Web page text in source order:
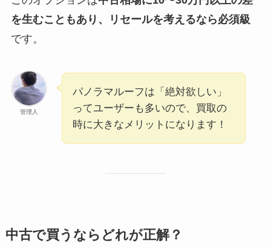
を生むこともあり、リセールを考えるなら必須級
です。
管理人
パノラマルーフは「絶対欲しい」
ってユーザーも多いので、買取の
時に大きなメリットになります！
中古で買うならどれが正解？